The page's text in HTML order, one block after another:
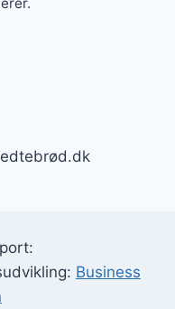
Business